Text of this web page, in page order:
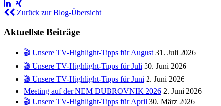
Zurück zur Blog-Übersicht
Aktuellste Beiträge
🎬 Unsere TV-Highlight-Tipps für August 31. Juli 2026
🎬 Unsere TV-Highlight-Tipps für Juli 30. Juni 2026
🎬 Unsere TV-Highlight-Tipps für Juni 2. Juni 2026
Meeting auf der NEM DUBROVNIK 2026 2. Juni 2026
🎬 Unsere TV-Highlight-Tipps für April 30. März 2026